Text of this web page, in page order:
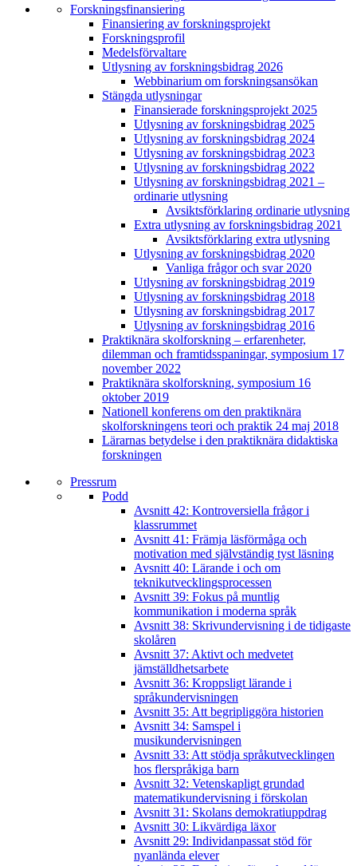
Forskningsfinansiering
Finansiering av forskningsprojekt
Forskningsprofil
Medelsförvaltare
Utlysning av forskningsbidrag 2026
Webbinarium om forskningsansökan
Stängda utlysningar
Finansierade forskningsprojekt 2025
Utlysning av forskningsbidrag 2025
Utlysning av forskningsbidrag 2024
Utlysning av forskningsbidrag 2023
Utlysning av forskningsbidrag 2022
Utlysning av forskningsbidrag 2021 –
ordinarie utlysning
Avsiktsförklaring ordinarie utlysning
Extra utlysning av forskningsbidrag 2021
Avsiktsförklaring extra utlysning
Utlysning av forskningsbidrag 2020
Vanliga frågor och svar 2020
Utlysning av forskningsbidrag 2019
Utlysning av forskningsbidrag 2018
Utlysning av forskningsbidrag 2017
Utlysning av forskningsbidrag 2016
Praktiknära skolforskning – erfarenheter,
dilemman och framtidsspaningar, symposium 17
november 2022
Praktiknära skolforskning, symposium 16
oktober 2019
Nationell konferens om den praktiknära
skolforskningens teori och praktik 24 maj 2018
Lärarnas betydelse i den praktiknära didaktiska
forskningen
Pressrum
Podd
Avsnitt 42: Kontroversiella frågor i
klassrummet
Avsnitt 41: Främja läsförmåga och
motivation med självständig tyst läsning
Avsnitt 40: Lärande i och om
teknikutvecklingsprocessen
Avsnitt 39: Fokus på muntlig
kommunikation i moderna språk
Avsnitt 38: Skrivundervisning i de tidigaste
skolåren
Avsnitt 37: Aktivt och medvetet
jämställdhetsarbete
Avsnitt 36: Kroppsligt lärande i
språkundervisningen
Avsnitt 35: Att begripliggöra historien
Avsnitt 34: Samspel i
musikundervisningen
Avsnitt 33: Att stödja språkutvecklingen
hos flerspråkiga barn
Avsnitt 32: Vetenskapligt grundad
matematikundervisning i förskolan
Avsnitt 31: Skolans demokratiuppdrag
Avsnitt 30: Likvärdiga läxor
Avsnitt 29: Individanpassat stöd för
nyanlända elever